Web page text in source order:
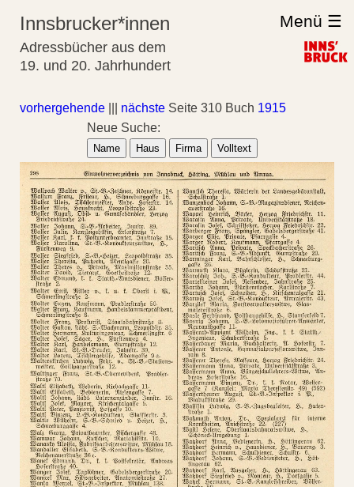
Innsbrucker*innen
Adressbücher aus dem
19. und 20. Jahrhundert
Menü ☰
vorhergehende nächste Seite 310 Buch 1915
Neue Suche:
Name Haus Firma Volltext